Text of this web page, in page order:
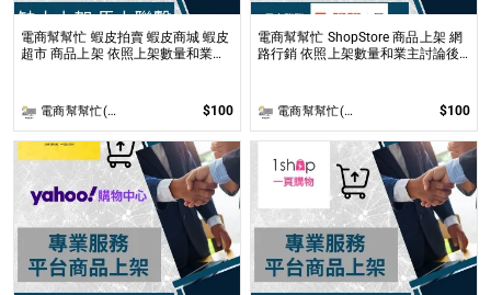
電商幫幫忙 蝦皮拍賣 蝦皮商城 蝦皮
超市 商品上架 依照上架數量和業主
電商幫幫忙(電商平台代營運/電商上架/運營策略/網路行銷) $100
電商幫幫忙 ShopStore 商品上架 網
路行銷 依照上架數量和業主討論後
電商幫幫忙(電商平台代營運/電商上架/運營策略/網路行銷) $100